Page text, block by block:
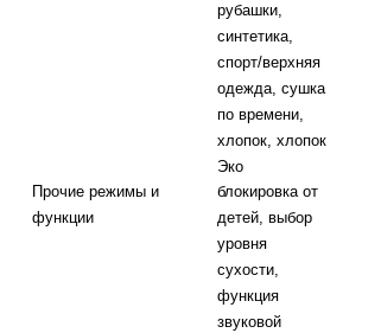
рубашки,
синтетика,
спорт/верхняя
одежда, сушка
по времени,
хлопок, хлопок
Эко
Прочие режимы и
функции
блокировка от
детей, выбор
уровня
сухости,
функция
звуковой